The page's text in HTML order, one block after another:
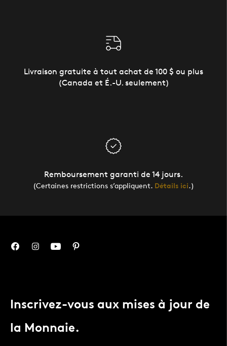
Livraison gratuite à tout achat de 100 $ ou plus
(Canada et É.-U. seulement)
Remboursement garanti de 14 jours.
(Certaines restrictions s’appliquent. Détails ici.)
Inscrivez-vous aux mises à jour de
la Monnaie.